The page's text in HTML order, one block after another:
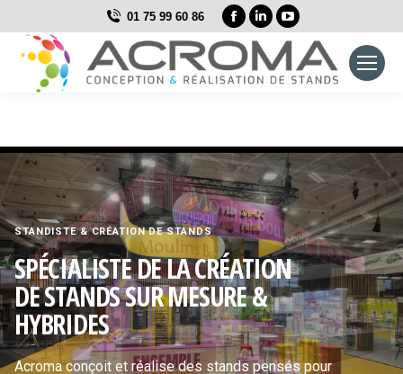
01 75 99 60 86
La
page
Facebook
s'ouvre
nouvelle
fenêtre
La
page
LinkedIn
s'ouvre
nouvelle
fenêtre
La
page
YouTube
s'ouvre
nouvelle
fenêtre
STANDISTE & CRÉATION DE STANDS
SPÉCIALISTE DE LA CRÉATION
DE STANDS SUR MESURE &
HYBRIDES
Acroma conçoit et réalise des stands pensés pour